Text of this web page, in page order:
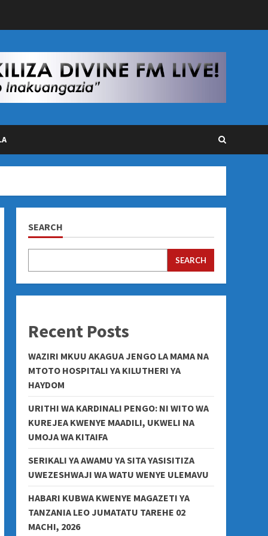
SEARCH
SEARCH
Recent Posts
WAZIRI MKUU AKAGUA JENGO LA MAMA NA
MTOTO HOSPITALI YA KILUTHERI YA
HAYDOM
URITHI WA KARDINALI PENGO: NI WITO WA
KUREJEA KWENYE MAADILI, UKWELI NA
UMOJA WA KITAIFA
SERIKALI YA AWAMU YA SITA YASISITIZA
UWEZESHWAJI WA WATU WENYE ULEMAVU
HABARI KUBWA KWENYE MAGAZETI YA
TANZANIA LEO JUMATATU TAREHE 02
MACHI, 2026